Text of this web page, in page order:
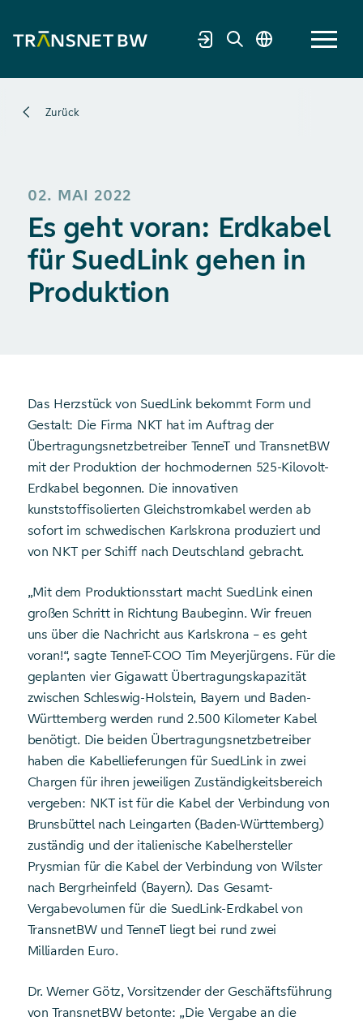
Zurück
02. MAI 2022
Es geht voran: Erdkabel
für SuedLink gehen in
Produktion
Das Herzstück von SuedLink bekommt Form und
Gestalt: Die Firma NKT hat im Auftrag der
Übertragungsnetzbetreiber TenneT und TransnetBW
mit der Produktion der hochmodernen 525-Kilovolt-
Erdkabel begonnen. Die innovativen
kunststoffisolierten Gleichstromkabel werden ab
sofort im schwedischen Karlskrona produziert und
von NKT per Schiff nach Deutschland gebracht.
„Mit dem Produktionsstart macht SuedLink einen
großen Schritt in Richtung Baubeginn. Wir freuen
uns über die Nachricht aus Karlskrona – es geht
voran!“, sagte TenneT-COO Tim Meyerjürgens. Für die
geplanten vier Gigawatt Übertragungskapazität
zwischen Schleswig-Holstein, Bayern und Baden-
Württemberg werden rund 2.500 Kilometer Kabel
benötigt. Die beiden Übertragungsnetzbetreiber
haben die Kabellieferungen für SuedLink in zwei
Chargen für ihren jeweiligen Zuständigkeitsbereich
vergeben: NKT ist für die Kabel der Verbindung von
Brunsbüttel nach Leingarten (Baden-Württemberg)
zuständig und der italienische Kabelhersteller
Prysmian für die Kabel der Verbindung von Wilster
nach Bergrheinfeld (Bayern). Das Gesamt-
Vergabevolumen für die SuedLink-Erdkabel von
TransnetBW und TenneT liegt bei rund zwei
Milliarden Euro.
Dr. Werner Götz, Vorsitzender der Geschäftsführung
von TransnetBW betonte: „Die Vergabe an die